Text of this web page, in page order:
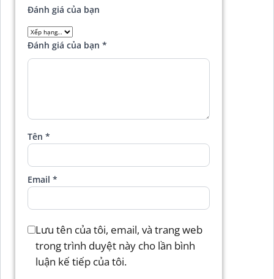
Đánh giá của bạn
Đánh giá của bạn *
Tên *
Email *
Lưu tên của tôi, email, và trang web
trong trình duyệt này cho lần bình
luận kế tiếp của tôi.